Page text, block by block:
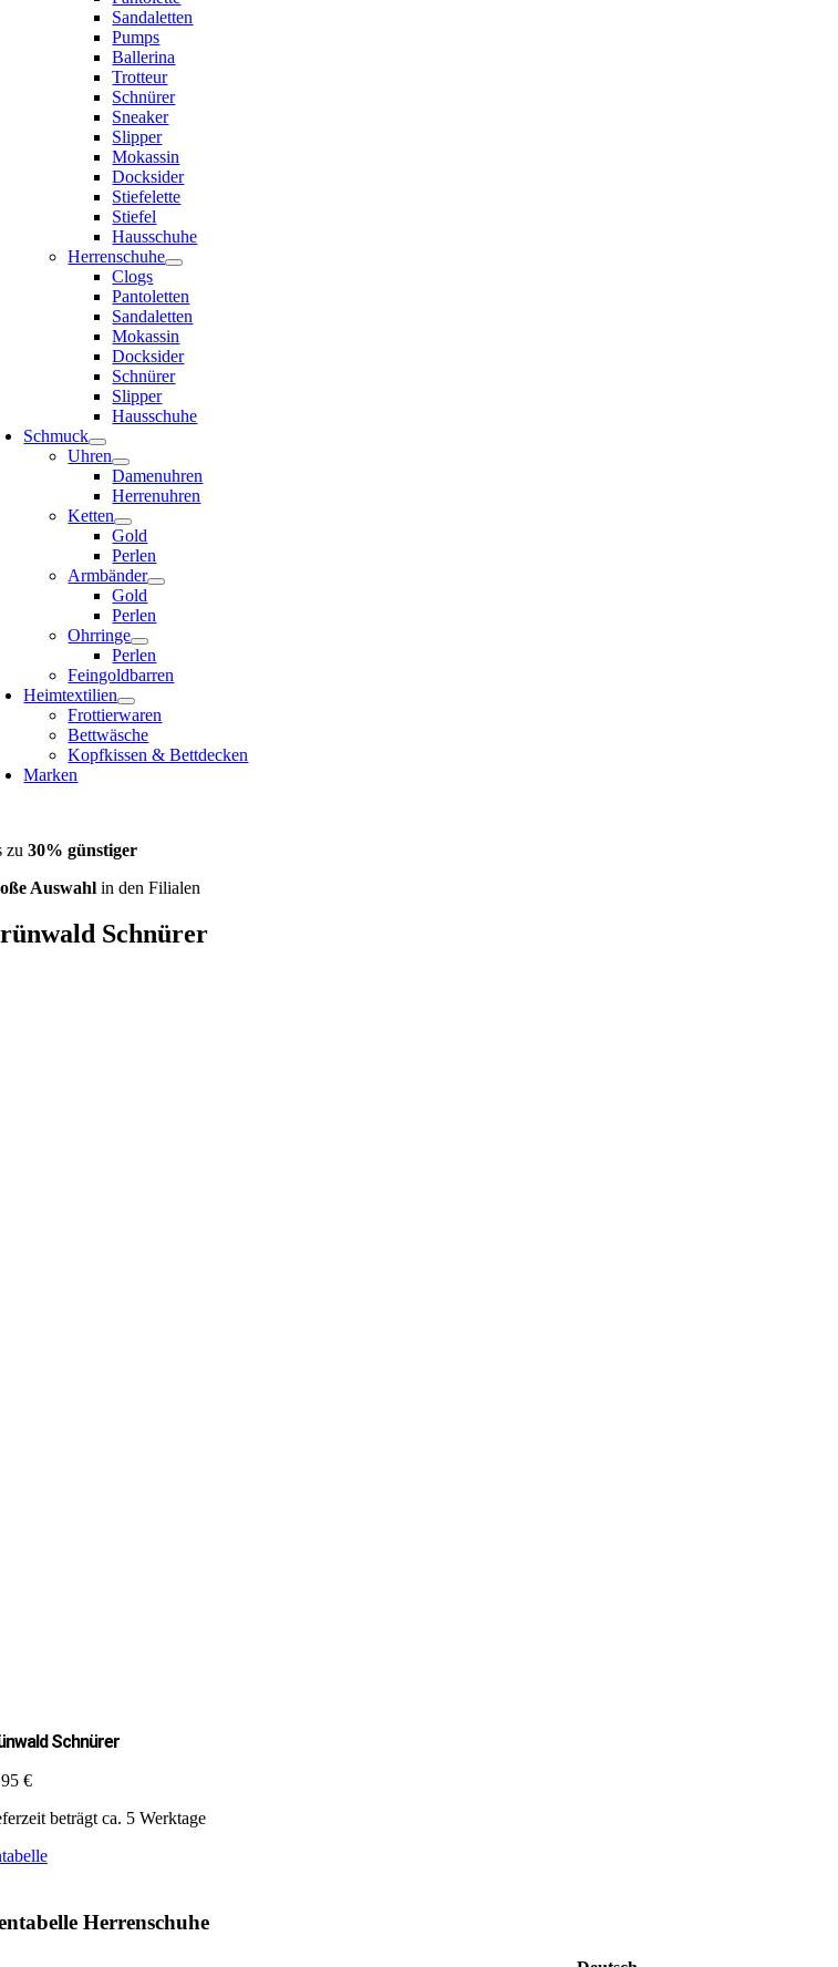
Sandaletten
Pumps
Ballerina
Trotteur
Schnürer
Sneaker
Slipper
Mokassin
Docksider
Stiefelette
Stiefel
Hausschuhe
Herrenschuhe
Clogs
Pantoletten
Sandaletten
Mokassin
Docksider
Schnürer
Slipper
Hausschuhe
Schmuck
Uhren
Damenuhren
Herrenuhren
Ketten
Gold
Perlen
Armbänder
Gold
Perlen
Ohrringe
Perlen
Feingoldbarren
Heimtextilien
Frottierwaren
Bettwäsche
Kopfkissen & Bettdecken
Marken
zu30% günstiger
Auswahl in den Filialen
Schnürer
Schnürer
€
beträgt ca. 5 Werktage
Herrenschuhe